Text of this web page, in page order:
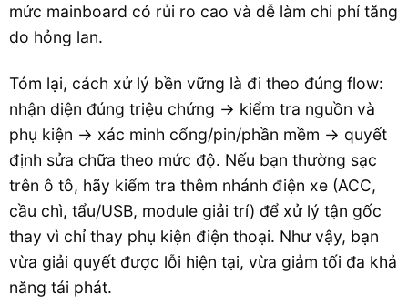
mức mainboard có rủi ro cao và dễ làm chi phí tăng
do hỏng lan.
Tóm lại, cách xử lý bền vững là đi theo đúng flow:
nhận diện đúng triệu chứng → kiểm tra nguồn và
phụ kiện → xác minh cổng/pin/phần mềm → quyết
định sửa chữa theo mức độ. Nếu bạn thường sạc
trên ô tô, hãy kiểm tra thêm nhánh điện xe (ACC,
cầu chì, tẩu/USB, module giải trí) để xử lý tận gốc
thay vì chỉ thay phụ kiện điện thoại. Như vậy, bạn
vừa giải quyết được lỗi hiện tại, vừa giảm tối đa khả
năng tái phát.